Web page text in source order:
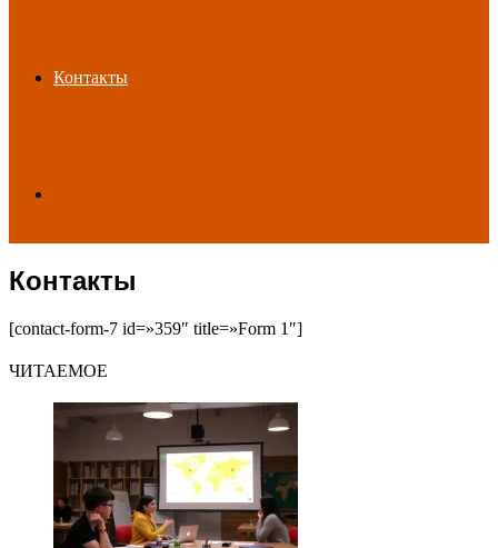
Контакты
for
Контакты
[contact-form-7 id=»359″ title=»Form 1″]
ЧИТАЕМОЕ